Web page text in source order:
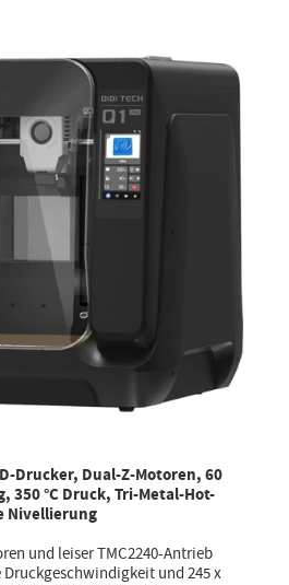
Drucker, Dual-Z-Motoren, 60
350 °C Druck, Tri-Metal-Hot-
Nivellierung
und leiser TMC2240-Antrieb
und 245 x